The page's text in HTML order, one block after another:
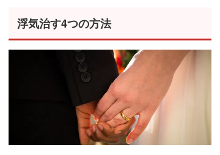
浮気治す4つの方法